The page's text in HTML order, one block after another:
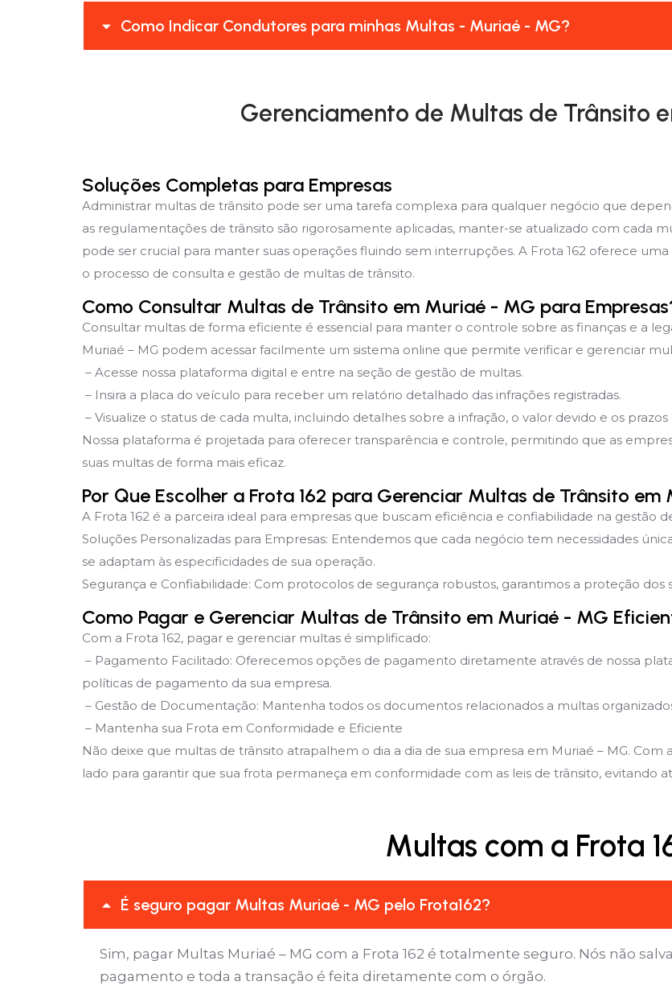
Como Indicar Condutores para minhas Multas - Muriaé - MG?
Gerenciamento de Multas de Trânsito
Soluções Completas para Empresas
Administrar multas de trânsito pode ser uma tarefa complexa para qualquer negócio que
as regulamentações de trânsito são rigorosamente aplicadas, manter-se atualizado com cada
pode ser crucial para manter suas operações fluindo sem interrupções. A Frota 162 oferece
o processo de consulta e gestão de multas de trânsito.
Como Consultar Multas de Trânsito em Muriaé - MG para
Consultar multas de forma eficiente é essencial para manter o controle sobre as finanças e a
Muriaé – MG podem acessar facilmente um sistema online que permite verificar e gerenciar
– Acesse nossa plataforma digital e entre na seção de gestão de multas.
– Insira a placa do veículo para receber um relatório detalhado das infrações registradas.
– Visualize o status de cada multa, incluindo detalhes sobre a infração, o valor devido e os
Nossa plataforma é projetada para oferecer transparência e controle, permitindo que as
suas multas de forma mais eficaz.
Por Que Escolher a Frota 162 para Gerenciar Multas de Trânsito em
A Frota 162 é a parceira ideal para empresas que buscam eficiência e confiabilidade na gestão
Soluções Personalizadas para Empresas: Entendemos que cada negócio tem necessidades
se adaptam às especificidades de sua operação.
Segurança e Confiabilidade: Com protocolos de segurança robustos, garantimos a proteção dos
Como Pagar e Gerenciar Multas de Trânsito em Muriaé - MG
Com a Frota 162, pagar e gerenciar multas é simplificado:
– Pagamento Facilitado: Oferecemos opções de pagamento diretamente através de nossa
políticas de pagamento da sua empresa.
– Gestão de Documentação: Mantenha todos os documentos relacionados a multas
– Mantenha sua Frota em Conformidade e Eficiente
Não deixe que multas de trânsito atrapalhem o dia a dia de sua empresa em Muriaé – MG.
lado para garantir que sua frota permaneça em conformidade com as leis de trânsito, evitando
Multas com a Frota
É seguro pagar Multas Muriaé - MG pelo Frota162?
Sim, pagar Multas Muriaé – MG com a Frota 162 é totalmente seguro. Nós não
pagamento e toda a transação é feita diretamente com o órgão.